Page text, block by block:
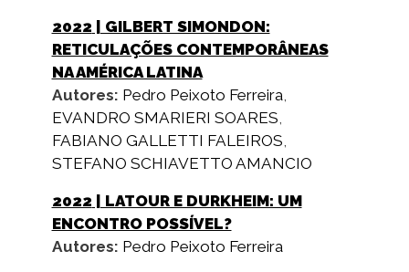
2022 | GILBERT SIMONDON:
RETICULAÇÕES CONTEMPORÂNEAS
NA AMÉRICA LATINA
Autores: Pedro Peixoto Ferreira,
EVANDRO SMARIERI SOARES,
FABIANO GALLETTI FALEIROS,
STEFANO SCHIAVETTO AMANCIO
2022 | LATOUR E DURKHEIM: UM
ENCONTRO POSSÍVEL?
Autores: Pedro Peixoto Ferreira